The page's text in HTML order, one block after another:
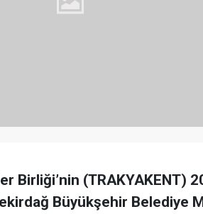
Birliği’nin (TRAKYAKENT)
Büyükşehir Belediye